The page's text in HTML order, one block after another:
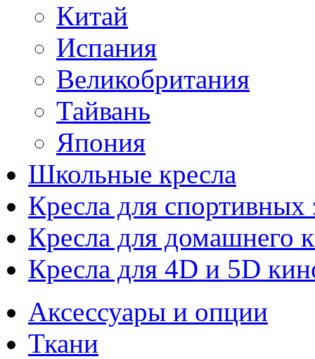
Китай
Испания
Великобритания
Тайвань
Япония
Школьные кресла
Кресла для спортивных
Кресла для домашнего
Кресла для 4D и 5D
Аксессуары и опции
Ткани